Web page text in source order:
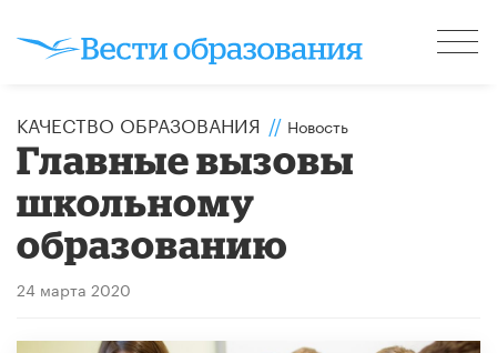
КАЧЕСТВО ОБРАЗОВАНИЯ // Новость
Главные вызовы
школьному
образованию
24 марта 2020